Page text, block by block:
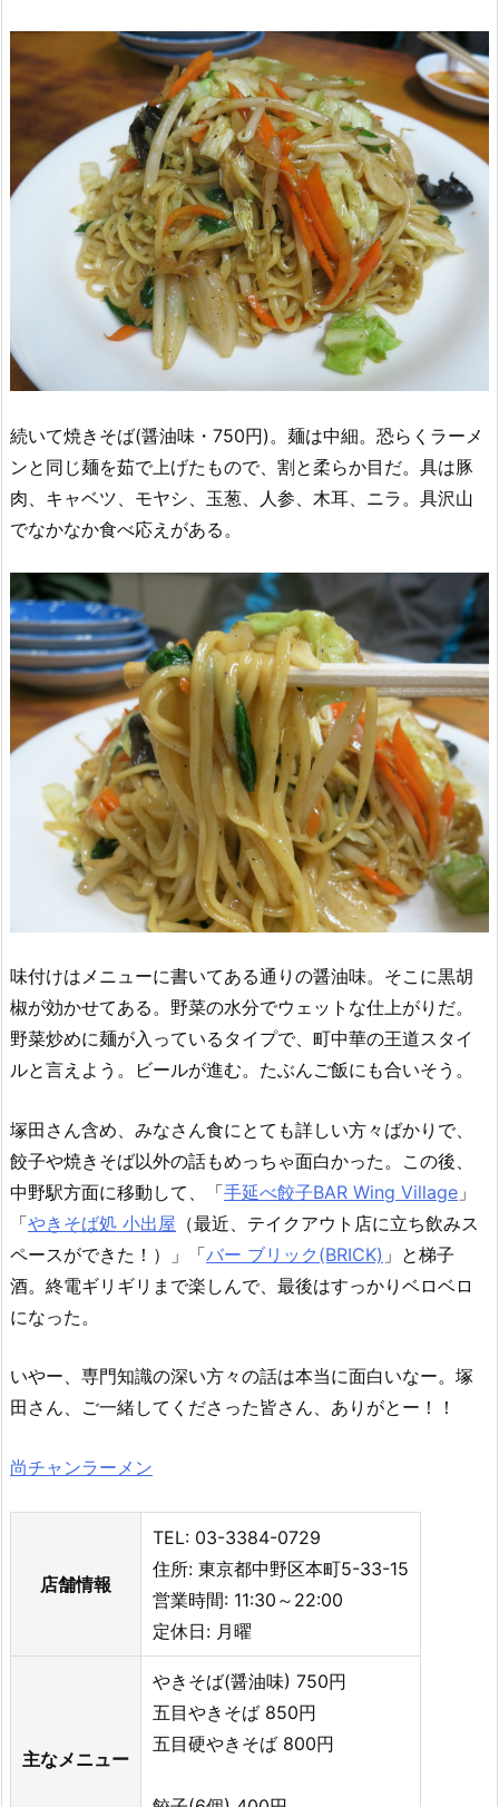
続いて焼きそば(醤油味・750円)。麺は中細。恐らくラーメ
ンと同じ麺を茹で上げたもので、割と柔らか目だ。具は豚
肉、キャベツ、モヤシ、玉葱、人参、木耳、ニラ。具沢山
でなかなか食べ応えがある。
味付けはメニューに書いてある通りの醤油味。そこに黒胡
椒が効かせてある。野菜の水分でウェットな仕上がりだ。
野菜炒めに麺が入っているタイプで、町中華の王道スタイ
ルと言えよう。ビールが進む。たぶんご飯にも合いそう。
塚田さん含め、みなさん食にとても詳しい方々ばかりで、
餃子や焼きそば以外の話もめっちゃ面白かった。この後、
中野駅方面に移動して、「手延べ餃子BAR Wing Village 」
「やきそば処 小出屋 （最近、テイクアウト店に立ち飲みス
ペースができた！）」「バー ブリック(BRICK) 」と梯子
酒。終電ギリギリまで楽しんで、最後はすっかりベロベロ
になった。
いやー、専門知識の深い方々の話は本当に面白いなー。塚
田さん、ご一緒してくださった皆さん、ありがとー！！
尚チャンラーメン
店舗情報
TEL: 03-3384-0729
住所: 東京都中野区本町5-33-15
営業時間: 11:30～22:00
定休日: 月曜
主なメニュー
やきそば(醤油味) 750円
五目やきそば 850円
五目硬やきそば 800円